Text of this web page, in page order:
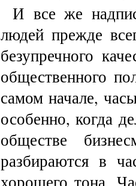
И все же
людей прежде
безупречного
общественного
самом начале,
особенно, когда
обществе
разбираются в
хорошего тона.